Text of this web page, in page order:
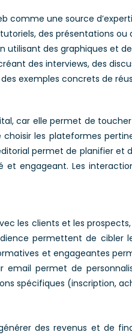
comme une source
des présentations ou
utilisant des graphiques et
des interviews, des
exemples concrets de
car elle permet de
les plateformes
permet de planifier et
engageant. Les
les clients et les
permettent de
et engageantes
permet de
spécifiques (inscription,
des revenus et de